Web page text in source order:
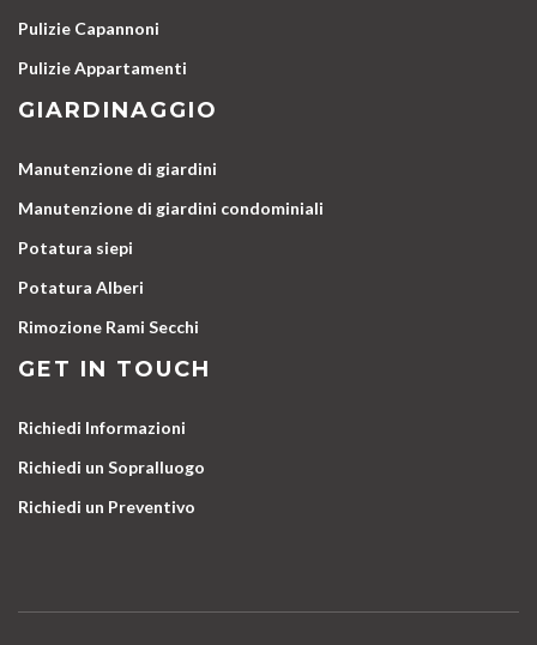
Pulizie Capannoni
Pulizie Appartamenti
GIARDINAGGIO
Manutenzione di giardini
Manutenzione di giardini condominiali
Potatura siepi
Potatura Alberi
Rimozione Rami Secchi
GET IN TOUCH
Richiedi Informazioni
Richiedi un Sopralluogo
Richiedi un Preventivo